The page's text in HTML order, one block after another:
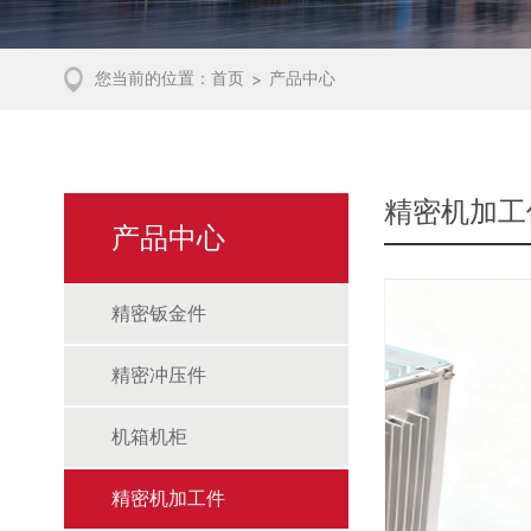
您当前的位置： 首页 > 产品中心
产品中心
精密钣金件
精密冲压件
机箱机柜
精密机加工件
精密机加